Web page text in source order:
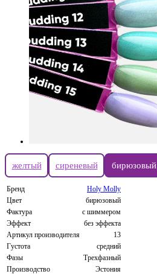
желтый сиреневый бирюзовый
Бренд
Holy Molly
Цвет
бирюзовый
Фактура
с шиммером
Эффект
без эффекта
Артикул производителя
13
Густота
средний
Фазы
Трехфазный
Производство
Эстония